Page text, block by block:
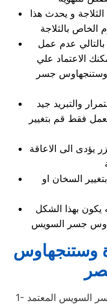
و يحدث هذا
عدم عمل
الاعتماد علي
وستنجهاوس جسر
والتبريد جيد
فقط قم بتغيير
يؤدى الى الاعاقة
السخان او
يكون بهذا الشكل
جسر السويس
وستنجهاوس
1- يوصى مركز صيانه وستنجهاوس جسر السويس المعتمد